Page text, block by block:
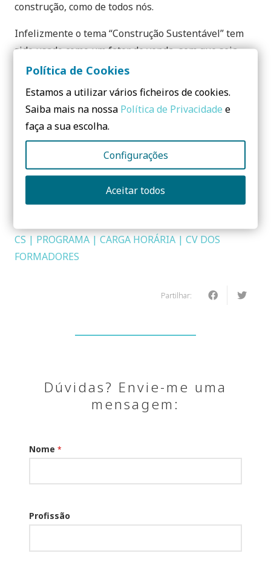
construção, como de todos nós.
Infelizmente o tema “Construção Sustentável” tem
sido usado como um fator de venda, sem que seja
conhecida a verdadeira essência do que é a
construção sustentável. É necessário pensar os
Existem outros recursos, como a água e minimização
de consumo de recursos para produtos, que devem
ser ponderados ao longo de toda a vida útil do
CS | PROGRAMA | CARGA HORÁRIA | CV DOS
FORMADORES
Partilhar:
Dúvidas? Envie-me uma
mensagem:
Nome *
Profissão
Política de Cookies
Estamos a utilizar vários ficheiros de cookies.
Saiba mais na nossa Política de Privacidade e
faça a sua escolha.
Configurações
Aceitar todos